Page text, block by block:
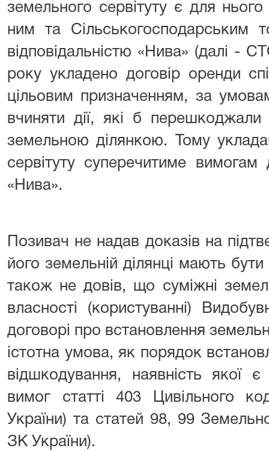
земельного сервітуту є для
ним та Сільськогосподарським
відповідальністю «Нива» (далі -
року укладено договір оренди
цільовим призначенням, за
вчиняти дії, які б перешкоджали
земельною ділянкою. Тому
сервітуту суперечитиме
«Нива».
Позивач не надав доказів на
його земельній ділянці мають
також не довів, що суміжні
власності (користуванні)
договорі про встановлення
істотна умова, як порядок
відшкодування, наявність якої
вимог статті 403 Цивільного
України) та статей 98, 99
ЗК України).